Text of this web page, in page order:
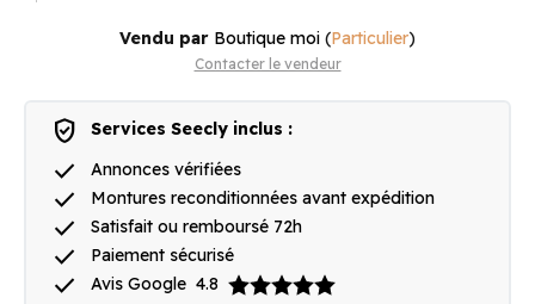
Vendu par Boutique moi (Particulier)
Contacter le vendeur
verified_user Services Seecly inclus :
done Annonces vérifiées
done Montures reconditionnées avant expédition
done Satisfait ou remboursé 72h
done Paiement sécurisé
done Avis Google 4.8